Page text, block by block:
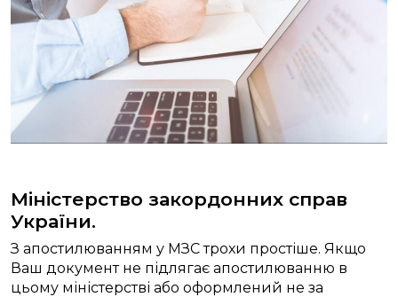
Міністерство закордонних справ
України.
З апостилюванням у МЗС трохи простіше. Якщо
Ваш документ не підлягає апостилюванню в
цьому міністерстві або оформлений не за